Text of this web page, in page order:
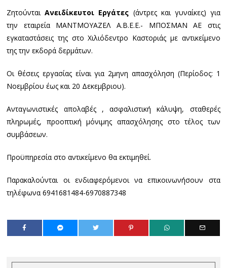
Ζητούνται Ανειδίκευτοι Εργάτες (άντρες και γυναίκες) για
την εταιρεία ΜΑΝΤΜΟΥΑΖΕΛ Α.Β.Ε.Ε.- ΜΠΟΣΜΑΝ ΑΕ στις
εγκαταστάσεις της στο Χιλιόδεντρο Καστοριάς με αντικείμενο
της την εκδορά δερμάτων.
Οι θέσεις εργασίας είναι για 2μηνη απασχόληση (Περίοδος: 1
Νοεμβρίου έως και 20 Δεκεμβριου).
Ανταγωνιστικές απολαβές , ασφαλιστική κάλυψη, σταθερές
πληρωμές, προοπτική μόνιμης απασχόλησης στο τέλος των
συμβάσεων.
Προϋπηρεσία στο αντικείμενο θα εκτιμηθεί.
Παρακαλούνται οι ενδιαφερόμενοι να επικοινωνήσουν στα
τηλέφωνα 6941681484-6970887348